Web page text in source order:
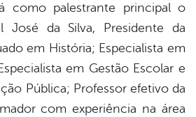
como palestrante principal o
José da Silva, Presidente da
em História; Especialista em
em Gestão Escolar e
Pública; Professor efetivo da
com experiência na área